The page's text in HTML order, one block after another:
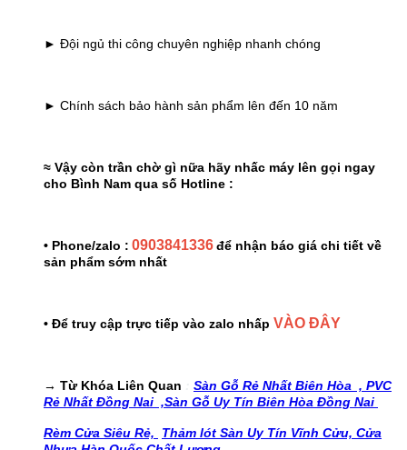
► Đội ngủ thi công chuyên nghiệp nhanh chóng
► Chính sách bảo hành sản phẩm lên đến 10 năm
≈ Vậy còn trần chờ gì nữa hãy nhấc máy lên gọi ngay
cho Bình Nam qua số Hotline :
• Phone/zalo : 0903841336để nhận báo giá chi tiết về
sản phẩm sớm nhất
• Để truy cập trực tiếp vào zalo nhấp VÀO ĐÂY
→ Từ Khóa Liên Quan Sàn Gỗ Rẻ Nhất Biên Hòa , PVC
Rẻ Nhất Đồng Nai ,Sàn Gỗ Uy Tín Biên Hòa Đồng Nai
Rèm Cửa Siêu Rẻ, Thảm lót Sàn Uy Tín Vĩnh Cửu, Cửa